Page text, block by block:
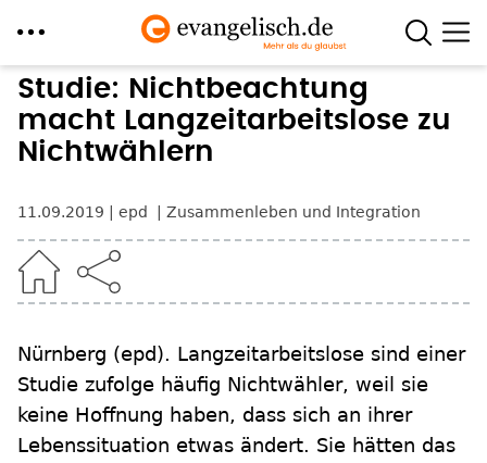
Direkt
zum
Inhalt
Studie: Nichtbeachtung
macht Langzeitarbeitslose zu
Nichtwählern
11.09.2019 epd Zusammenleben und Integration
Nürnberg (epd). Langzeitarbeitslose sind einer
Studie zufolge häufig Nichtwähler, weil sie
keine Hoffnung haben, dass sich an ihrer
Lebenssituation etwas ändert. Sie hätten das